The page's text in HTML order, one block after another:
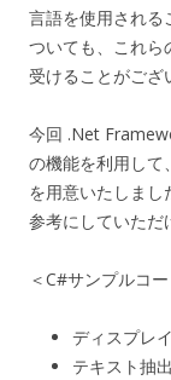
言語を使用される
ついても、これら
受けることがござ
今回 .Net
の機能を利用して
を用意いたしま
参考にしていただ
＜C#サンプルコー
ディスプレ
テキスト抽出